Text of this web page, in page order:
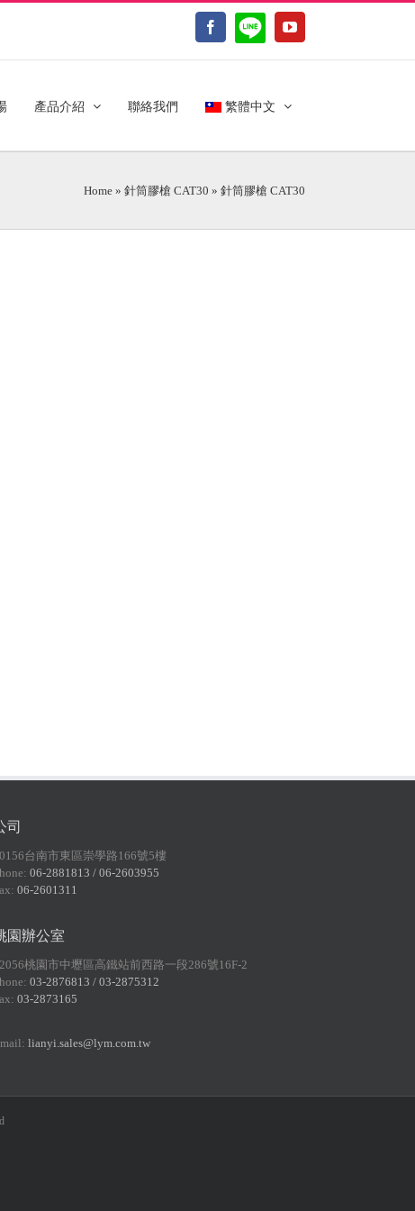
Facebook
LINE@ YouTube
產品介紹 聯絡我們 繁體中文
Home » 針筒膠槍 CAT30 » 針筒膠槍 CAT30
司
台南市東區崇學路166號5樓
06-2881813 / 06-2603955
06-2601311
園辦公室
桃園市中壢區高鐵站前西路一段286號16F-2
03-2876813 / 03-2875312
03-2873165
lianyi.sales@lym.com.tw